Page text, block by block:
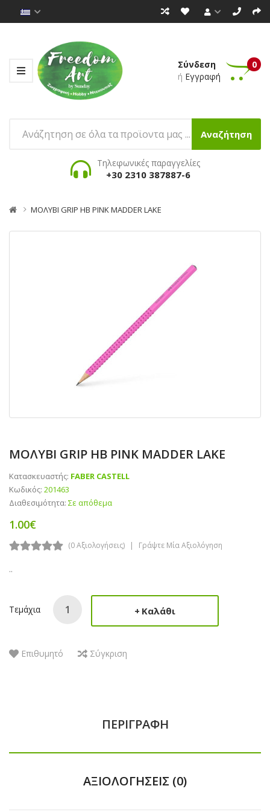
Σύνδεση
ή Εγγραφή
0
Αναζήτηση
Τηλεφωνικές παραγγελίες
+30 2310 387887-6
ΜΟΛΥΒΙ GRIP HB PINK MADDER LAKE
ΜΟΛΥΒΙ GRIP HB PINK MADDER LAKE
Κατασκευαστής: FABER CASTELL
Κωδικός: 201463
Διαθεσιμότητα: Σε απόθεμα
1.00€
(0 Αξιολογήσεις) Γράψτε Μία Αξιολόγηση
..
Τεμάχια Καλάθι
Επιθυμητό Σύγκριση
ΠΕΡΙΓΡΑΦΉ
ΑΞΙΟΛΟΓΉΣΕΙΣ (0)